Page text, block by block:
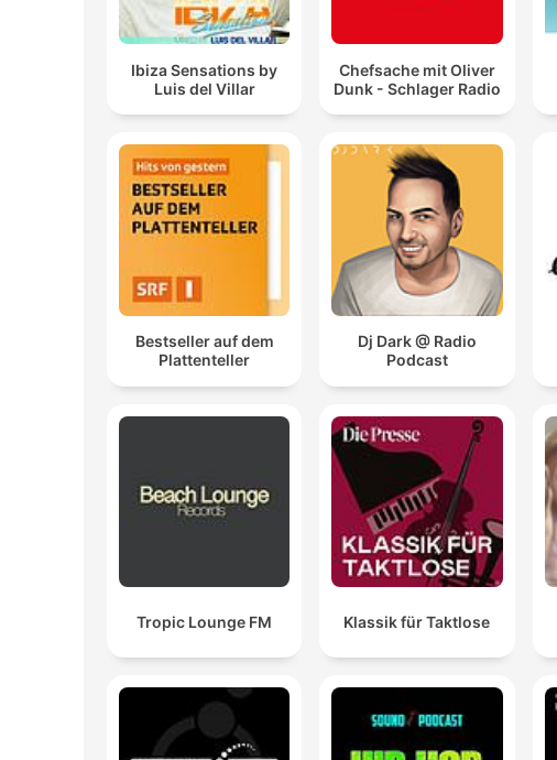
Ibiza Sensations by
Luis del Villar
Chefsache mit Oliver
Dunk - Schlager Radio
Bestseller auf dem
Plattenteller
Dj Dark @ Radio
Podcast
Tropic Lounge FM Klassik für Taktlose